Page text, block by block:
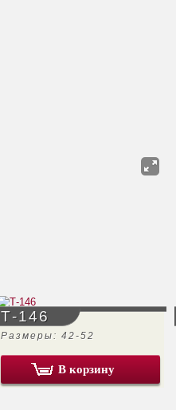
Т-146
Размеры: 42-52
В корзину